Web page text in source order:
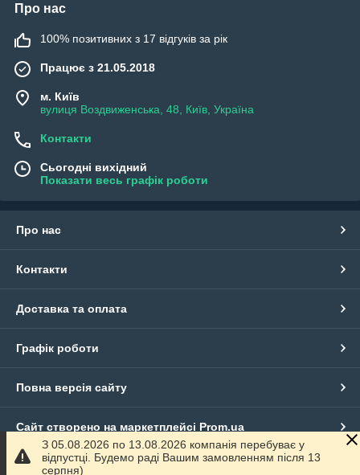
Про нас
100% позитивних з 17 відгуків за рік
Працює з 21.05.2018
м. Київ
вулиця Воздвиженська, 48, Київ, Україна
Контакти
Сьогодні вихідний
Показати весь графік роботи
Про нас
Контакти
Доставка та оплата
Графік роботи
Повна версія сайту
Сайт створено на маркетплейсі Prom.ua
Політика конфіденційності
З 05.08.2026 по 13.08.2026 компанія перебуває у
відпустці. Будемо раді Вашим замовленням після 13
серпня)